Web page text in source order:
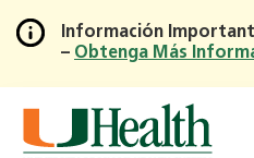
Skip
to
Main
Información
– Obtenga Más